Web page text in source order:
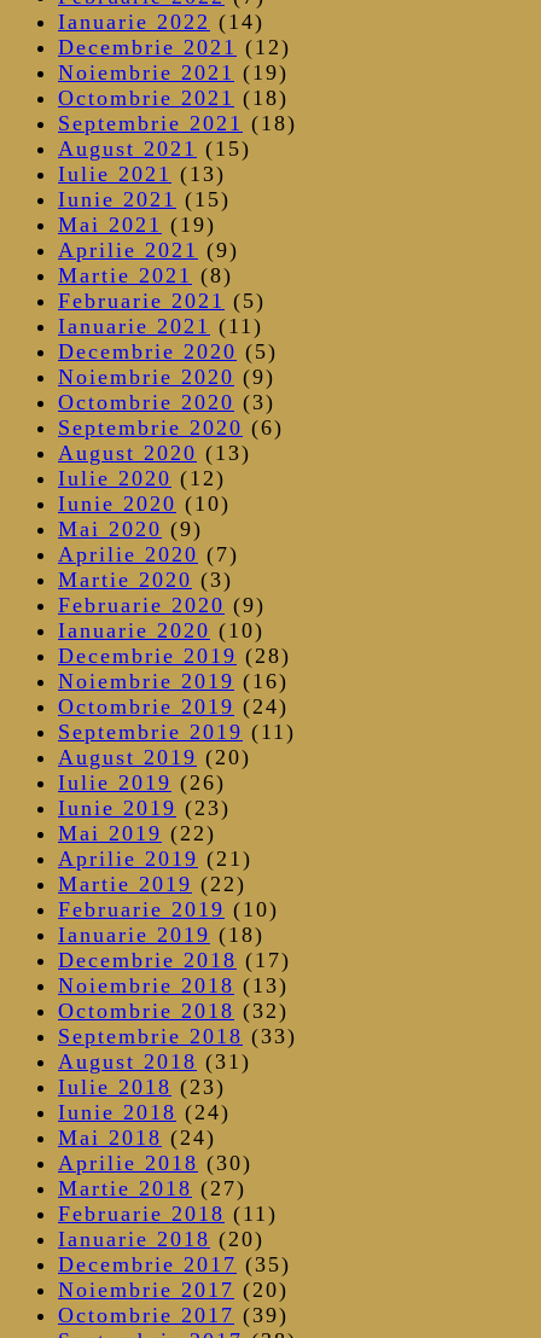
Ianuarie 2022 (14)
Decembrie 2021 (12)
Noiembrie 2021 (19)
Octombrie 2021 (18)
Septembrie 2021 (18)
August 2021 (15)
Iulie 2021 (13)
Iunie 2021 (15)
Mai 2021 (19)
Aprilie 2021 (9)
Martie 2021 (8)
Februarie 2021 (5)
Ianuarie 2021 (11)
Decembrie 2020 (5)
Noiembrie 2020 (9)
Octombrie 2020 (3)
Septembrie 2020 (6)
August 2020 (13)
Iulie 2020 (12)
Iunie 2020 (10)
Mai 2020 (9)
Aprilie 2020 (7)
Martie 2020 (3)
Februarie 2020 (9)
Ianuarie 2020 (10)
Decembrie 2019 (28)
Noiembrie 2019 (16)
Octombrie 2019 (24)
Septembrie 2019 (11)
August 2019 (20)
Iulie 2019 (26)
Iunie 2019 (23)
Mai 2019 (22)
Aprilie 2019 (21)
Martie 2019 (22)
Februarie 2019 (10)
Ianuarie 2019 (18)
Decembrie 2018 (17)
Noiembrie 2018 (13)
Octombrie 2018 (32)
Septembrie 2018 (33)
August 2018 (31)
Iulie 2018 (23)
Iunie 2018 (24)
Mai 2018 (24)
Aprilie 2018 (30)
Martie 2018 (27)
Februarie 2018 (11)
Ianuarie 2018 (20)
Decembrie 2017 (35)
Noiembrie 2017 (20)
Octombrie 2017 (39)